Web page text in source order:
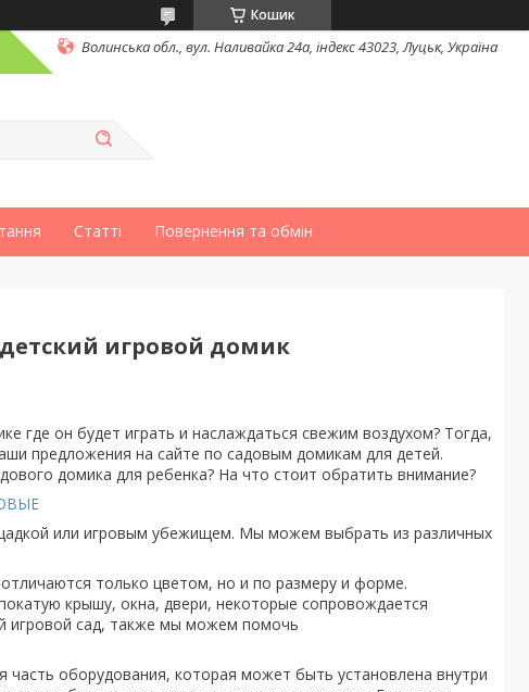
Кошик
Волинська обл., вул. Наливайка 24а, індекс 43023, Луцьк, Україна
Статті Повернення та обмін
игровой домик
где он будет играть и наслаждаться свежим воздухом? Тогда,
предложения на сайте по садовым домикам для детей.
домика для ребенка? На что стоит обратить внимание?
или игровым убежищем. Мы можем выбрать из различных
только цветом, но и по размеру и форме.
крышу, окна, двери, некоторые сопровождается
игровой сад, также мы можем помочь
часть оборудования, которая может быть установлена ​​внутри